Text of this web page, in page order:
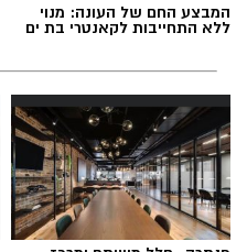
המבצע החם של העונה: מנוי
ללא התחייבות לקאנטרי בת ים